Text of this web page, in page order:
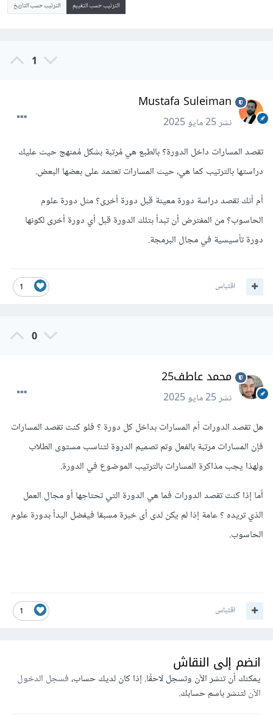
الترتيب حسب التقييم الترتيب حسب التاريخ
1
Mustafa Suleiman
نشر25 مايو 2025
تقصد المسارات داخل الدورة؟ بالطبع هي مُرتبة بشكل مُمنهج حيث عليك
دراستها بالترتيب كما هي، حيث المسارات تعتمد على بعضها البعض.
أم أنك تقصد دراسة دورة معينة قبل دورة أخرى؟ مثل دورة علوم
الحاسوب؟ من المفترض أن تبدأ بتلك الدورة قبل أي دورة أخرى لكونها
دورة تأسيسية في مجال البرمجة.
1 اقتباس
0
محمد عاطف25
نشر25 مايو 2025
هل تقصد الدورات أم المسارات بداخل كل دورة ؟ فلو كنت تقصد المسارات
فإن المسارات مرتبة بالفعل وتم تصميم الدروة لتناسب مستوى الطلاب
ولهذا يجب مذاكرة المسارات بالترتيب الموضوع في الدورة.
أما إذا كنت تقصد الدورات فما هي الدورة التي تحتاجها أو مجال العمل
الذي تريده ؟ عامة إذا لم يكن لدى أى خبرة مسبقا فيفضل البدأ بدورة علوم
الحاسوب.
1 اقتباس
انضم إلى النقاش
يمكنك أن تنشر الآن وتسجل لاحقًا. إذا كان لديك حساب،فسجل الدخول
الآنلتنشر باسم حسابك.